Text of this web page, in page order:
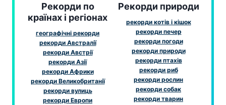
Рекорди по
країнах і регіонах
географічні рекорди
рекорди Австралії
рекорди Австрії
рекорди Азії
рекорди Африки
рекорди Великобританії
рекорди вулиць
рекорди Европи
Рекорди природи
рекорди котів і кішок
рекорди печер
рекорди погоди
рекорди природи
рекорди птахів
рекорди риб
рекорди рослин
рекорди собак
рекорди тварин